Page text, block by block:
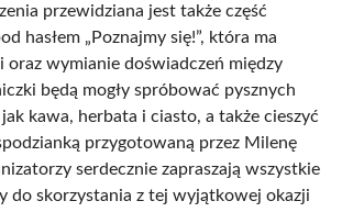
przewidziana jest także część
hasłem „Poznajmy się!”, która ma
oraz wymianie doświadczeń między
będą mogły spróbować pysznych
kawa, herbata i ciasto, a także cieszyć
przygotowaną przez Milenę
serdecznie zapraszają wszystkie
do skorzystania z tej wyjątkowej okazji